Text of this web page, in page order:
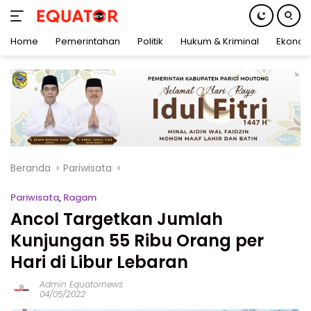
konten
Home Pemerintahan Politik Hukum & Kriminal
Beranda Pariwisata
Pariwisata, Ragam
Ancol Targetkan Jumlah
Kunjungan 55 Ribu Orang per
Hari di Libur Lebaran
Admin Equatornews
04/05/2022